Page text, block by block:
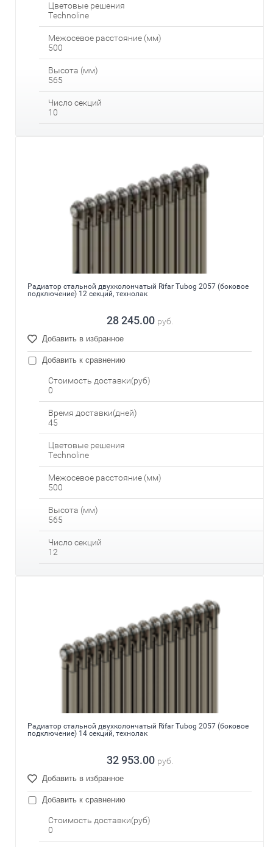
Цветовые решения
Technoline
Межосевое расстояние (мм)
500
Высота (мм)
565
Число секций
10
Радиатор стальной двухколончатый Rifar Tubog 2057 (боковое
подключение) 12 секций, технолак
28 245.00 руб.
Добавить в избранное
Добавить к сравнению
Стоимость доставки(руб)
0
Время доставки(дней)
45
Цветовые решения
Technoline
Межосевое расстояние (мм)
500
Высота (мм)
565
Число секций
12
Радиатор стальной двухколончатый Rifar Tubog 2057 (боковое
подключение) 14 секций, технолак
32 953.00 руб.
Добавить в избранное
Добавить к сравнению
Стоимость доставки(руб)
0